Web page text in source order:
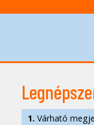
1. Várható